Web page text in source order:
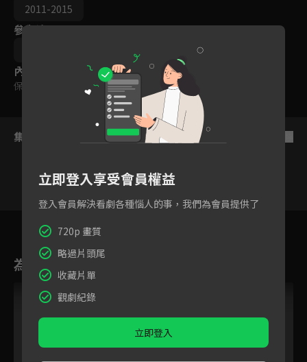
2011-2015
參與演員
內容標籤
保護級
集數列表
為您推薦
立即登入享受會員權益
登入會員解決看劇各種惱人的事，我們為會員提供了
720p 畫質
略過片頭尾
收藏片單
觀劇紀錄
立即登入